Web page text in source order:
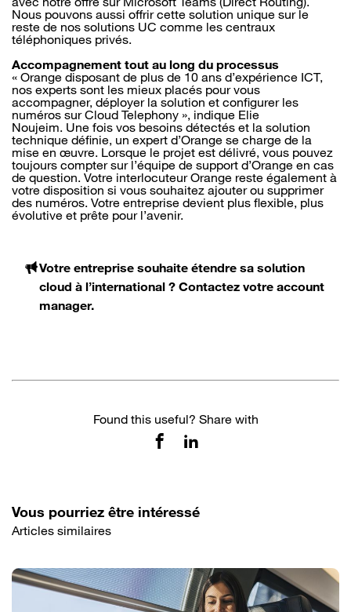
Nous pouvons aussi offrir cette solution unique sur le
reste de nos solutions UC comme les centraux
téléphoniques privés.
Accompagnement tout au long du processus
« Orange disposant de plus de 10 ans d’expérience ICT,
nos experts sont les mieux placés pour vous
accompagner, déployer la solution et configurer les
numéros sur Cloud Telephony », indique Elie
Noujeim. Une fois vos besoins détectés et la solution
technique définie, un expert d’Orange se charge de la
mise en œuvre. Lorsque le projet est délivré, vous pouvez
toujours compter sur l’équipe de support d’Orange en cas
de question. Votre interlocuteur Orange reste également à
votre disposition si vous souhaitez ajouter ou supprimer
des numéros. Votre entreprise devient plus flexible, plus
évolutive et prête pour l’avenir.
Votre entreprise souhaite étendre sa solution
cloud à l’international ? Contactez votre account
manager.
Found this useful? Share with
Vous pourriez être intéressé
Articles similaires